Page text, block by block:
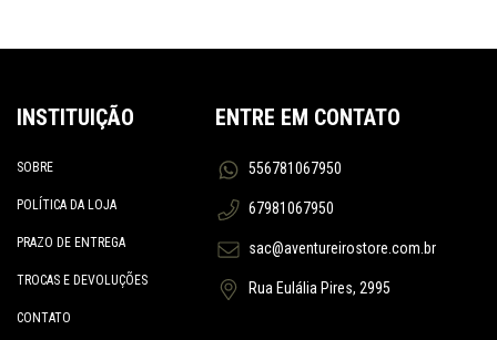
INSTITUIÇÃO
SOBRE
POLÍTICA DA LOJA
PRAZO DE ENTREGA
TROCAS E DEVOLUÇÕES
CONTATO
ENTRE EM CONTATO
556781067950
67981067950
sac@aventureirostore.com.br
Rua Eulália Pires, 2995